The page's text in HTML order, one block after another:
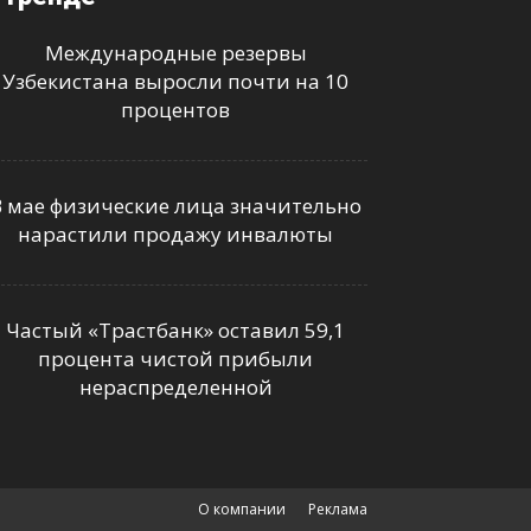
Международные резервы
Узбекистана выросли почти на 10
процентов
мае физические лица значительно
нарастили продажу инвалюты
Частый «Трастбанк» оставил 59,1
процента чистой прибыли
нераспределенной
О компании Реклама